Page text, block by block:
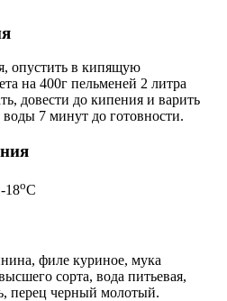
опустить в кипящую
на 400г пельменей 2 литра
довести до кипения и варить
7 минут до готовности.
18oС
филе куриное, мука
сорта, вода питьевая,
перец черный молотый.